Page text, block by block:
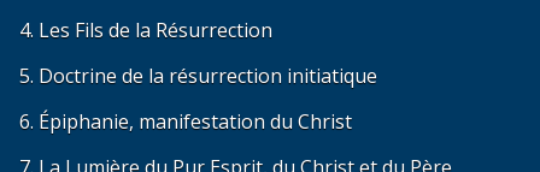
4. Les Fils de la Résurrection
5. Doctrine de la résurrection initiatique
6. Épiphanie, manifestation du Christ